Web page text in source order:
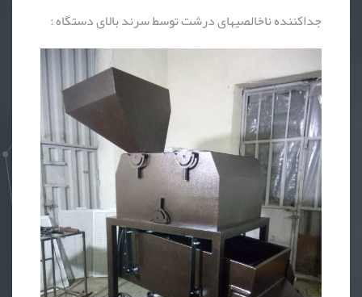
جداکننده ناخالصیهای درشت توسط سرند بالای دستگاه :